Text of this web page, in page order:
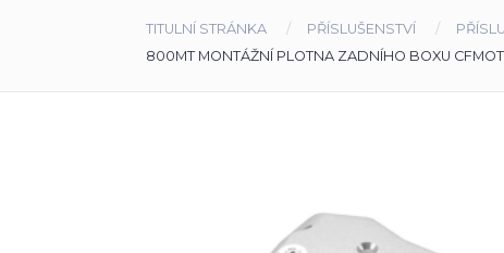
TITULNÍ STRÁNKA PŘÍSLUŠENSTVÍ
800MT MONTÁŽNÍ PLOTNA ZADNÍHO BOXU